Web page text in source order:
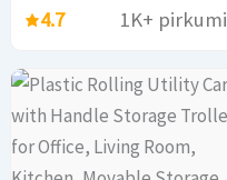
4.7 1K+ pirkumi